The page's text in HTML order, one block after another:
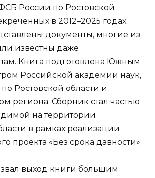
России по Ростовской
в 2012–2025 годах.
документы, многие из
известны даже
Книга подготовлена Южным
Российской академии наук,
Ростовской области и
региона. Сборник стал частью
на территории
в рамках реализации
проекта «Без срока давности».
выход книги большим